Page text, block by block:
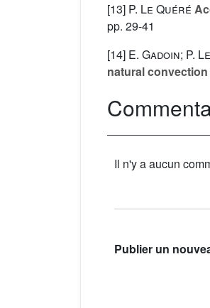
[13] P. Le Quéré
pp. 29-41
[14] E. Gadoin; P.
natural
Il n'y a aucun
Publier un